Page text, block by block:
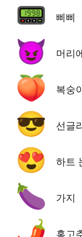
📟 삐삐
😈 머리
🍑 복숭
😎 선글
😍 하트
🍆 가지
홍고